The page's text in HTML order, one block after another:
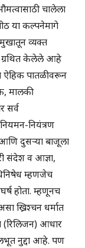
चालेला
या कल्पनेमागे
मुखातून व्यक्त
ग्रथित केलेले आहे
ऐहिक पातळीवरून
मालकी
सर्व
नियंत्रण
आणि दुसऱ्या बाजूला
संदेश व आज्ञा,
म्हणजेच
होता. म्हणूनच
ख्रिश्चन धर्मात
(रिलिजन) आधार
नुद्दा आहे. पण